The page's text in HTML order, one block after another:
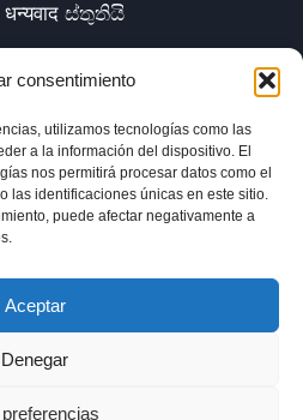
consentimiento
utilizamos tecnologías como las
a la información del dispositivo. El
nos permitirá procesar datos como el
las identificaciones únicas en este sitio.
puede afectar negativamente a
Aceptar
Denegar
ممنون धन्यवाद ස්තුතියි
Parábolas TV
Comunidad
Política de privacidad
de cookies (UE)